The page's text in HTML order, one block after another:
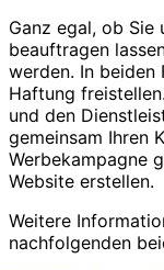
Ganz egal, ob Sie
beauftragen
werden. In beiden
Haftung
und den
gemeinsam Ihren
Werbekampagne
Website erstellen.
Weitere
nachfolgenden